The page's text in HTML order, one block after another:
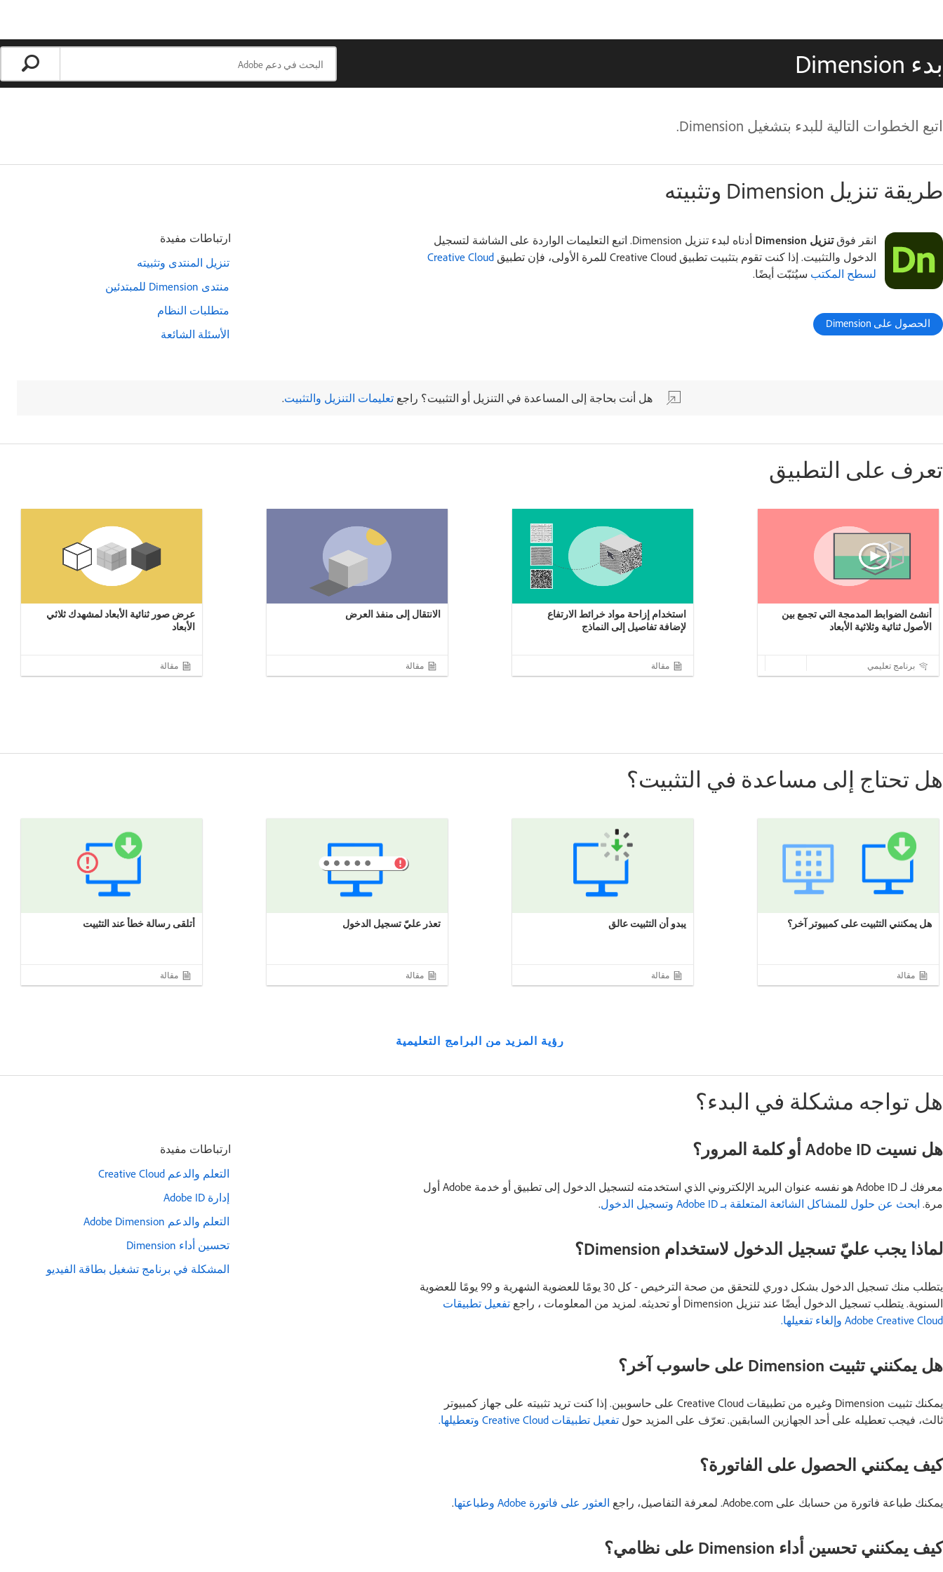
بدء Dimension
اتبع الخطوات التالية للبدء بتشغيل Dimension.
طريقة تنزيل Dimension وتثبيته
انقر فوقتنزيل Dimension
أدناه لبدء تنزيل Dimension. اتبع التعليمات الواردة على الشاشة لتسجيل
الدخول والتثبيت. إذا كنت تقوم بتثبيت تطبيق Creative Cloud للمرة الأولى، فإن تطبيق
Creative Cloud
لسطح المكتب سيُثبّت أيضًا.
الحصول على Dimension
ارتباطات مفيدة
تنزيل المنتدى وتثبيته
منتدى Dimension للمبتدئين
متطلبات النظام
الأسئلة الشائعة
هل أنت بحاجة إلى المساعدة في التنزيل أو التثبيت؟ راجع تعليمات التنزيل والتثبيت.
تعرف على التطبيق
أنشئ الضوابط المدمجة التي تجمع بين
الأصول ثنائية وثلاثية الأبعاد
برنامج تعليمي
استخدام إزاحة مواد خرائط الارتفاع
لإضافة تفاصيل إلى النماذج
مقالة
الانتقال إلى منفذ العرض
مقالة
عرض صور ثنائية الأبعاد لمشهدك ثلاثي
الأبعاد
مقالة
هل تحتاج إلى مساعدة في التثبيت؟
هل يمكنني التثبيت على كمبيوتر آخر؟
مقالة
يبدو أن التثبيت عالق
مقالة
تعذر عليّ تسجيل الدخول
مقالة
أتلقى رسالة خطأ عند التثبيت
مقالة
رؤية المزيد من البرامج التعليمية
هل تواجه مشكلة في البدء؟
هل نسيت Adobe ID أو كلمة المرور؟
معرفك لـ Adobe ID هو نفسه عنوان البريد الإلكتروني الذي استخدمته لتسجيل الدخول إلى تطبيق أو خدمة Adobe أول
مرة. ابحث عن حلول للمشاكل الشائعة المتعلقة بـ Adobe ID وتسجيل الدخول .
لماذا يجب عليّ تسجيل الدخول لاستخدام Dimension؟
يتطلب منك تسجيل الدخول بشكل دوري للتحقق من صحة الترخيص - كل 30 يومًا للعضوية الشهرية و 99 يومًا للعضوية
السنوية. يتطلب تسجيل الدخول أيضًا عند تنزيل Dimension أو تحديثه. لمزيد من المعلومات ، راجع
تفعيل تطبيقات
Adobe Creative Cloud وإلغاء تفعيلها.
هل يمكنني تثبيت Dimension على حاسوب آخر؟
يمكنك تثبيت Dimension وغيره من تطبيقات Creative Cloud على حاسوبين. إذا كنت تريد تثبيته على جهاز كمبيوتر
ثالث، فيجب تعطيله على أحد الجهازين السابقين. تعرّف على المزيد حول تفعيل تطبيقات Creative Cloud وتعطيلها.
كيف يمكنني الحصول على الفاتورة؟
يمكنك طباعة فاتورة من حسابك على Adobe.com. لمعرفة التفاصيل، راجع العثور على فاتورة Adobe وطباعتها .
كيف يمكنني تحسين أداء Dimension على نظامي؟
ارتباطات مفيدة
التعلم والدعم Creative Cloud
إدارة Adobe ID
التعلم والدعم Adobe Dimension
تحسين أداء Dimension
المشكلة في برنامج تشغيل بطاقة الفيديو